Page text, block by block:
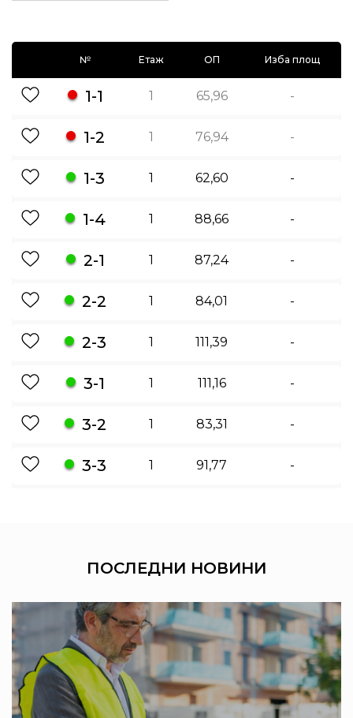
№ Етаж ОП Изба площ
1-1 1 65,96 -
1-2 1 76,94 -
1-3 1 62,60 -
1-4 1 88,66 -
2-1 1 87,24 -
2-2 1 84,01 -
2-3 1 111,39 -
3-1 1 111,16 -
3-2 1 83,31 -
3-3 1 91,77 -
ПОСЛЕДНИ НОВИНИ